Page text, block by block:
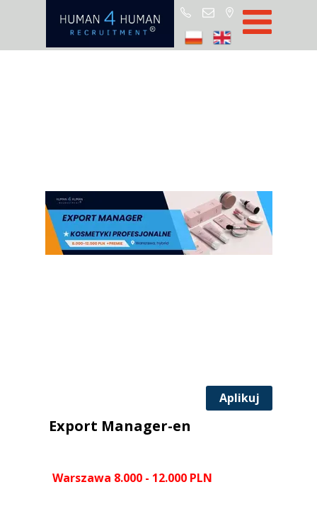
Start
Aplikuj
Warszawa 8.000 - 12.000 PLN
Export Manager-en